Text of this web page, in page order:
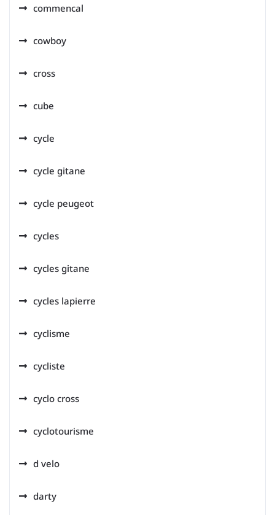
commencal
cowboy
cross
cube
cycle
cycle gitane
cycle peugeot
cycles
cycles gitane
cycles lapierre
cyclisme
cycliste
cyclo cross
cyclotourisme
d velo
darty